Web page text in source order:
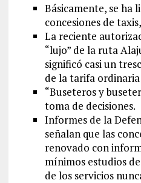
Básicamente, se
concesiones de
La reciente
“lujo” de la ruta
significó casi un
de la tarifa
“Buseteros y
toma de decisiones.
Informes de la
señalan que las
renovado con
mínimos estudios
de los servicios